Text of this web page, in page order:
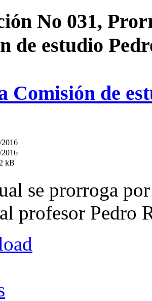
Comisión de
kB
se prorroga
profesor Pedro